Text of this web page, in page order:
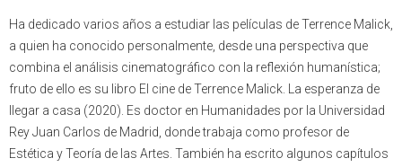
Ha dedicado varios años a estudiar las películas de Terrence Malick,
a quien ha conocido personalmente, desde una perspectiva que
combina el análisis cinematográfico con la reflexión humanística;
fruto de ello es su libro El cine de Terrence Malick. La esperanza de
llegar a casa (2020). Es doctor en Humanidades por la Universidad
Rey Juan Carlos de Madrid, donde trabaja como profesor de
Estética y Teoría de las Artes. También ha escrito algunos capítulos